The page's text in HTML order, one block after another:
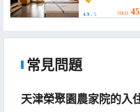
4.9 / 5 HKD
常見問題
天津榮聚園農家院的入